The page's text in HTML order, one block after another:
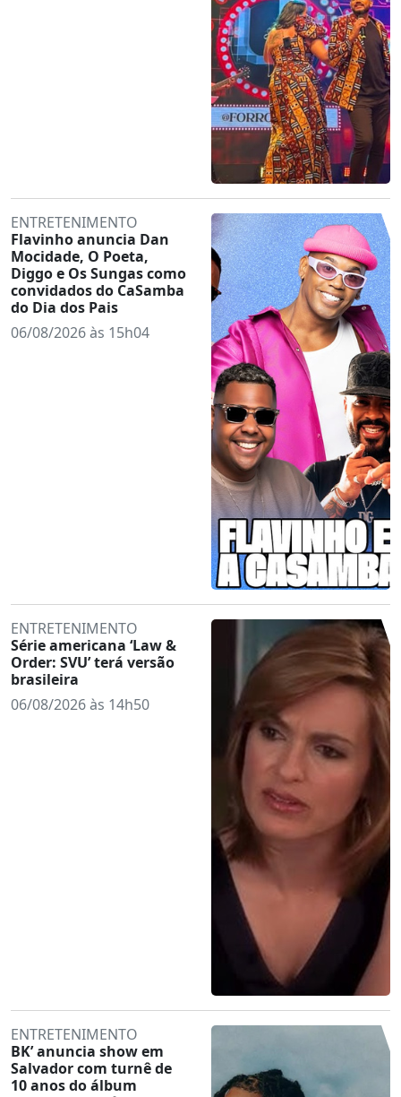
ENTRETENIMENTO
Flavinho anuncia Dan
Mocidade, O Poeta,
Diggo e Os Sungas como
convidados do CaSamba
do Dia dos Pais
06/08/2026 às 15h04
ENTRETENIMENTO
Série americana ‘Law &
Order: SVU’ terá versão
brasileira
06/08/2026 às 14h50
ENTRETENIMENTO
BK’ anuncia show em
Salvador com turnê de
10 anos do álbum